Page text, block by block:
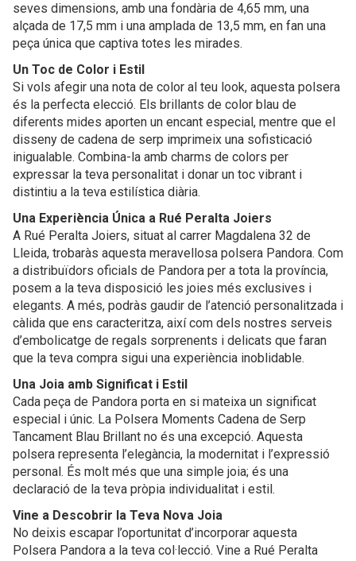
seves dimensions, amb una fondària de 4,65 mm, una
alçada de 17,5 mm i una amplada de 13,5 mm, en fan una
peça única que captiva totes les mirades.
Un Toc de Color i Estil
Si vols afegir una nota de color al teu look, aquesta polsera
és la perfecta elecció. Els brillants de color blau de
diferents mides aporten un encant especial, mentre que el
disseny de cadena de serp imprimeix una sofisticació
inigualable. Combina-la amb charms de colors per
expressar la teva personalitat i donar un toc vibrant i
distintiu a la teva estilística diària.
Una Experiència Única a Rué Peralta Joiers
A Rué Peralta Joiers, situat al carrer Magdalena 32 de
Lleida, trobaràs aquesta meravellosa polsera Pandora. Com
a distribuïdors oficials de Pandora per a tota la província,
posem a la teva disposició les joies més exclusives i
elegants. A més, podràs gaudir de l’atenció personalitzada i
càlida que ens caracteritza, així com dels nostres serveis
d’embolicatge de regals sorprenents i delicats que faran
que la teva compra sigui una experiència inoblidable.
Una Joia amb Significat i Estil
Cada peça de Pandora porta en si mateixa un significat
especial i únic. La Polsera Moments Cadena de Serp
Tancament Blau Brillant no és una excepció. Aquesta
polsera representa l’elegància, la modernitat i l’expressió
personal. És molt més que una simple joia; és una
declaració de la teva pròpia individualitat i estil.
Vine a Descobrir la Teva Nova Joia
No deixis escapar l’oportunitat d’incorporar aquesta
Polsera Pandora a la teva col·lecció. Vine a Rué Peralta